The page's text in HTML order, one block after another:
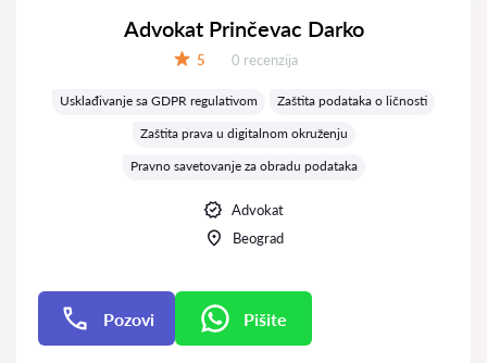
Advokat Prinčevac Darko
5 Recenzija:
0 recenzija
Usklađivanje sa GDPR regulativom
Zaštita podataka o ličnosti
Zaštita prava u digitalnom okruženju
Pravno savetovanje za obradu podataka
Advokat
Beograd
Pozovi Pišite